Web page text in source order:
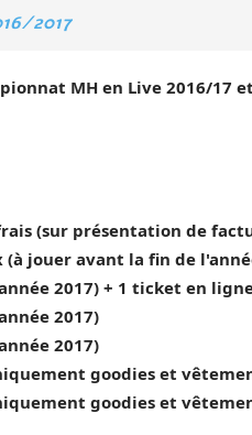
2017
MH en Live 2016/17
(sur présentation de
(à jouer avant la fin de
2017) + 1 ticket en
2017)
2017)
goodies et
goodies et